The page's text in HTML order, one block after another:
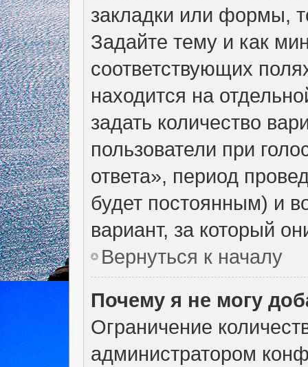
закладки или формы,
Задайте тему и как
соответствующих
находится на
задать количество
пользователи при
ответа», период
будет постоянным) и
вариант, за который
Вернуться к началу
Почему я не могу
Ограничение
администратором